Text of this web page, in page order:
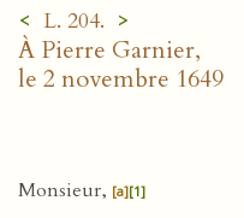
< L. 204. >
À Pierre Garnier,
le 2 novembre 1649
Monsieur, [a][1]